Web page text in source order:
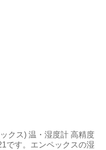
クス) 温・湿度計 高精度
です。エンペックスの湿